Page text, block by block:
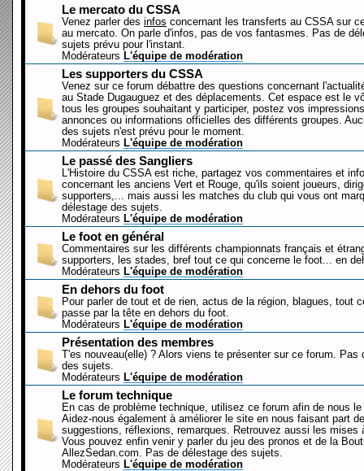
Le mercato du CSSA
Venez parler des infos concernant les transferts au CSSA sur
au mercato. On parle d'infos, pas de vos fantasmes. Pas de
sujets prévu pour l'instant.
Modérateurs L'équipe de modération
Les supporters du CSSA
Venez sur ce forum débattre des questions concernant
au Stade Dugauguez et des déplacements. Cet espace est le
tous les groupes souhaitant y participer, postez vos
annonces ou informations officielles des différents groupes.
des sujets n'est prévu pour le moment.
Modérateurs L'équipe de modération
Le passé des Sangliers
L'Histoire du CSSA est riche, partagez vos commentaires et
concernant les anciens Vert et Rouge, qu'ils soient joueurs,
supporters,... mais aussi les matches du club qui vous ont
délestage des sujets.
Modérateurs L'équipe de modération
Le foot en général
Commentaires sur les différents championnats français et
supporters, les stades, bref tout ce qui concerne le foot... en
Modérateurs L'équipe de modération
En dehors du foot
Pour parler de tout et de rien, actus de la région, blagues, tout
passe par la tête en dehors du foot.
Modérateurs L'équipe de modération
Présentation des membres
T'es nouveau(elle) ? Alors viens te présenter sur ce forum. Pas
des sujets.
Modérateurs L'équipe de modération
Le forum technique
En cas de problème technique, utilisez ce forum afin de nous le
Aidez-nous également à améliorer le site en nous faisant part
suggestions, réflexions, remarques. Retrouvez aussi les mises
Vous pouvez enfin venir y parler du jeu des pronos et de la
AllezSedan.com. Pas de délestage des sujets.
Modérateurs L'équipe de modération